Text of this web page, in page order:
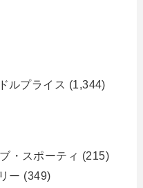
ルプライス (1,344)
・スポーティ (215)
ー (349)